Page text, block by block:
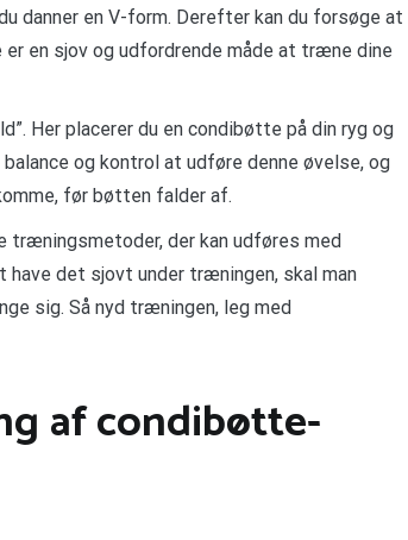
danner en V-form. Derefter kan du forsøge at
en sjov og udfordrende måde at træne dine
Her placerer du en condibøtte på din ryg og
og kontrol at udføre denne øvelse, og
før bøtten falder af.
træningsmetoder, der kan udføres med
det sjovt under træningen, skal man
sig. Så nyd træningen, leg med
af condibøtte-